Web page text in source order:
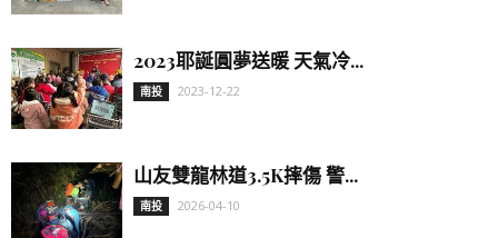
2023耶誕圓夢送暖 天氣冷...
南投 2023-12-22
山友雙龍林道3.5K摔傷 警...
南投 2026-04-10